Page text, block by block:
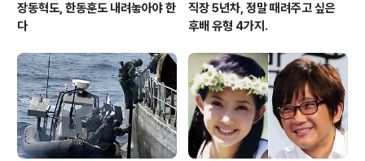
장동혁도, 한동훈도 내려놓아야 한
다
직장 5년차, 정말 때려주고 싶은
후배 유형 4가지.